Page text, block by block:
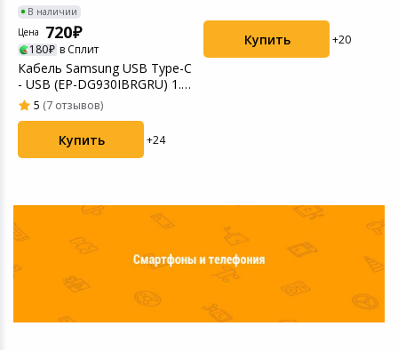
В наличии
Цена
720
180 в Сплит
Кабель Samsung USB Type-C
- USB (EP-DG930IBRGRU) 1.5
м black
5 (7 отзывов)
Купить +24
Купить +20